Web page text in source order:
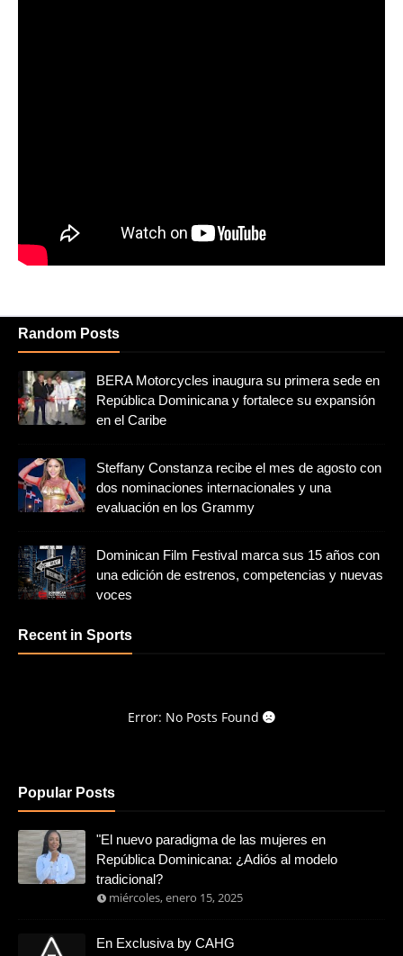
Random Posts
BERA Motorcycles inaugura su primera sede en
República Dominicana y fortalece su expansión
en el Caribe
Steffany Constanza recibe el mes de agosto con
dos nominaciones internacionales y una
evaluación en los Grammy
Dominican Film Festival marca sus 15 años con
una edición de estrenos, competencias y nuevas
voces
Recent in Sports
Error: No Posts Found
Popular Posts
"El nuevo paradigma de las mujeres en
República Dominicana: ¿Adiós al modelo
tradicional?
miércoles, enero 15, 2025
En Exclusiva by CAHG